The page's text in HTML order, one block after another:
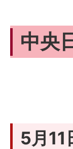
中央
5月11